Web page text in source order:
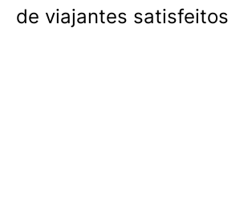
de viajantes satisfeitos